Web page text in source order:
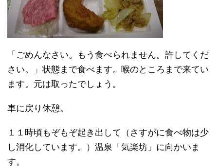
「ごめんなさい。もう食べられません。許してくだ
さい。」状態まで食べます。喉のところまで来てい
ます。元は取ったでしょう。
車に戻り休憩。
１１時頃もぞもぞ起き出して（さすがに食べ物は少
し消化しています。）温泉「気楽坊」に向かいま
す。